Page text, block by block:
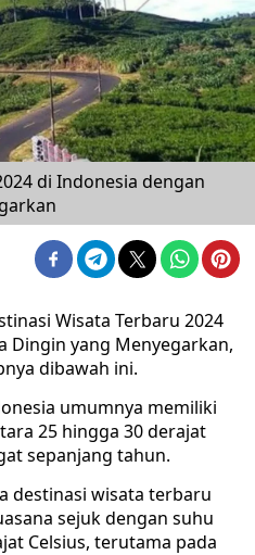
di Indonesia dengan
Wisata Terbaru 2024
Dingin yang Menyegarkan,
dibawah ini.
umumnya memiliki
25 hingga 30 derajat
sepanjang tahun.
destinasi wisata terbaru
sejuk dengan suhu
Celsius, terutama pada